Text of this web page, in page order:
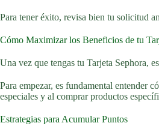
Para tener éxito, revisa bien tu solicitud
Cómo Maximizar los Beneficios de tu
Una vez que tengas tu Tarjeta Sephora,
Para empezar, es fundamental entender
especiales y al comprar productos
Estrategias para Acumular Puntos